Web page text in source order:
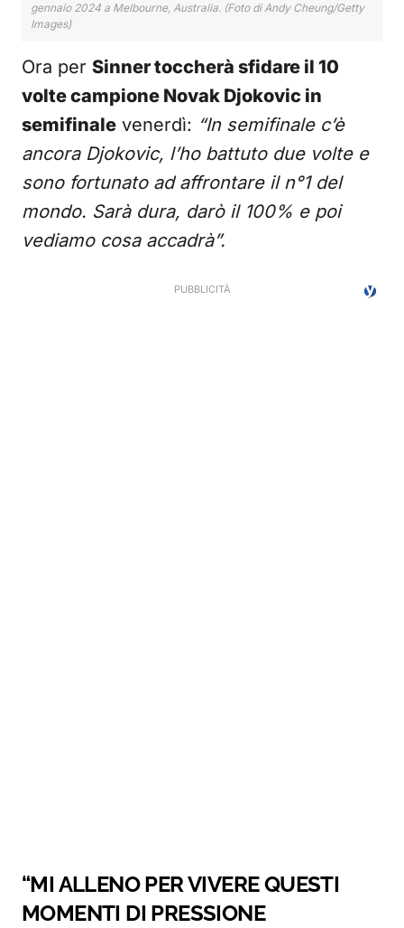
gennaio 2024 a Melbourne, Australia. (Foto di Andy Cheung/Getty
Images)
Ora per Sinner toccherà sfidare il 10
volte campione Novak Djokovic in
semifinale venerdì: “In semifinale c’è
ancora Djokovic, l’ho battuto due volte e
sono fortunato ad affrontare il n°1 del
mondo. Sarà dura, darò il 100% e poi
vediamo cosa accadrà”.
“MI ALLENO PER VIVERE QUESTI
MOMENTI DI PRESSIONE